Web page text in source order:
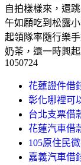
自拍樣樣來，還
午如願吃到松露
起領隊率隨行樂
奶茶，還一時興
1050724
花蓮證件借
彰化哪裡可
台北支票借
花蓮汽車借
105原住民
嘉義汽車借